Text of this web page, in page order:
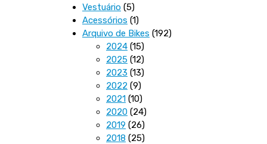
Vestuário 55
produtos
Acessórios 11
produto
Arquivo de Bikes 192192
2024 1515
produtos
2025 1212
produtos
2023 1313
produtos
2022 99
produtos
2021 1010
produtos
2020 2424
produtos
2019 2626
produtos
2018 2525